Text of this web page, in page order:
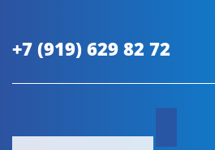
+7 (919) 629 82 72